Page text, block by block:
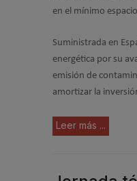
en el mínimo
Suministrada en
energética por su
emisión de
amortizar la
Leer más ...